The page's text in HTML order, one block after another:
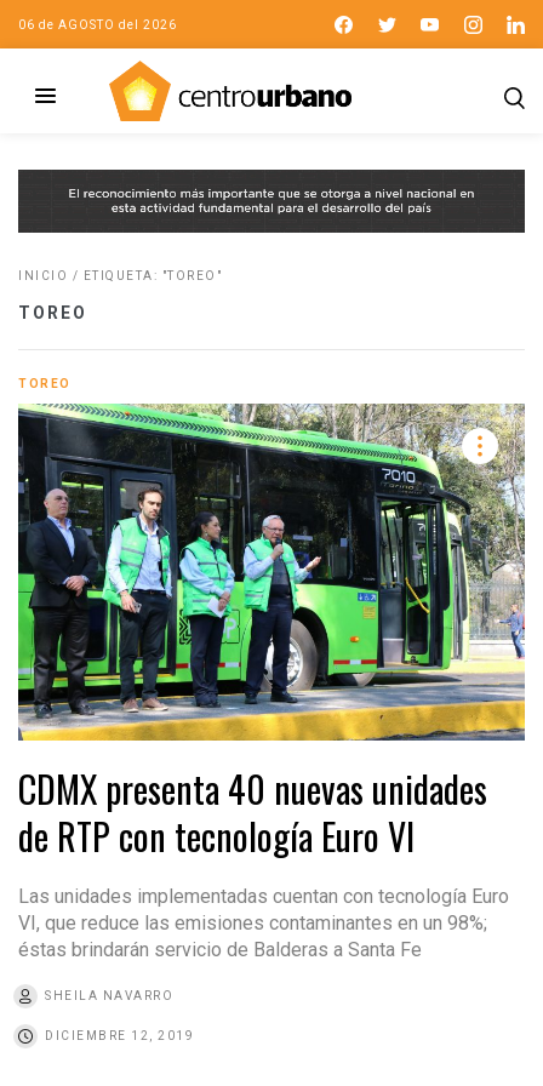
06 de AGOSTO del 2026
INICIO / ETIQUETA: "TOREO"
TOREO
TOREO
CDMX presenta 40 nuevas unidades
de RTP con tecnología Euro VI
Las unidades implementadas cuentan con tecnología Euro
VI, que reduce las emisiones contaminantes en un 98%;
éstas brindarán servicio de Balderas a Santa Fe
SHEILA NAVARRO
DICIEMBRE 12, 2019